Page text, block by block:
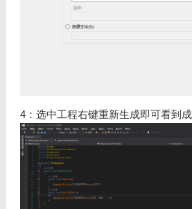
4：选中工程右键重新生成即可看到